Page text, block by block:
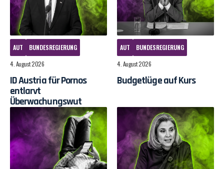
AUT
BUNDESREGIERUNG
4. August 2026
ID Austria für Pornos
entlarvt
Überwachungswut
AUT
BUNDESREGIERUNG
4. August 2026
Budgetlüge auf Kurs